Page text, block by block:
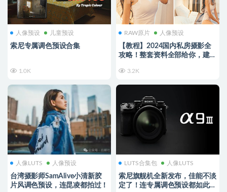
人像预设 儿童预设
索尼专属调色预设合集
1.0K
RAW原片 人像预设
【教程】2024国内私房摄影全
攻略！整套资料全部给你，建议
3.2K
人像LUTS 人像预设
台湾摄影师SamAlive小清新胶
片风调色预设，连昆凌都拍过！
LUTS合集包 人像LUTS
索尼旗舰机全新发布，佳能不淡
定了！连专属调色预设都如此炸